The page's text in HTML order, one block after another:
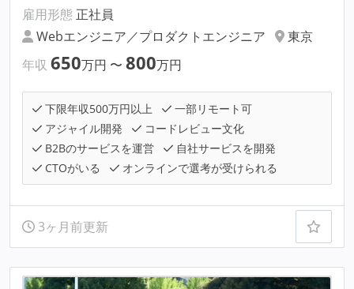
雇用形態 正社員
Webエンジニア／プロダクトエンジニア
東京
年収 650万円 〜 800万円
下限年収500万円以上
一部リモート可
アジャイル開発
コードレビュー文化
B2Bのサービスを運営
自社サービスを開発
CTOがいる
オンラインで選考が受けられる
3ヶ月前更新